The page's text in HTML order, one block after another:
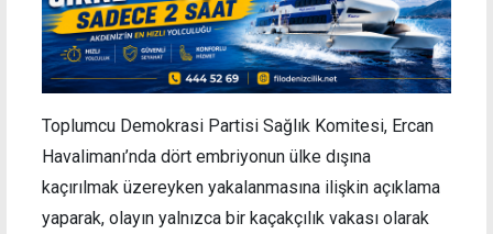
Toplumcu Demokrasi Partisi Sağlık Komitesi, Ercan
Havalimanı’nda dört embriyonun ülke dışına
kaçırılmak üzereyken yakalanmasına ilişkin açıklama
yaparak, olayın yalnızca bir kaçakçılık vakası olarak